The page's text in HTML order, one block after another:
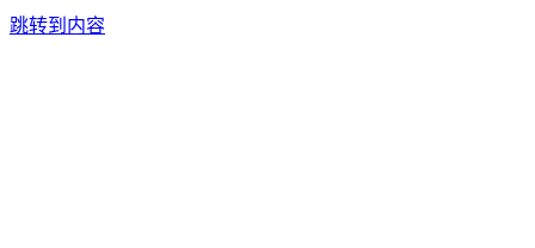
跳转到内容